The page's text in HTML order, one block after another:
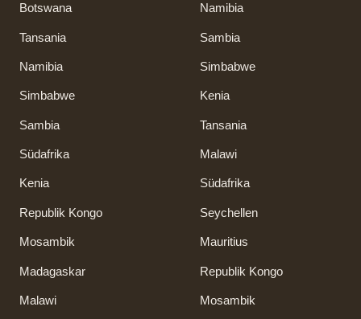
Botswana
Tansania
Namibia
Simbabwe
Sambia
Südafrika
Kenia
Republik Kongo
Mosambik
Madagaskar
Malawi
Namibia
Sambia
Simbabwe
Kenia
Tansania
Malawi
Südafrika
Seychellen
Mauritius
Republik Kongo
Mosambik